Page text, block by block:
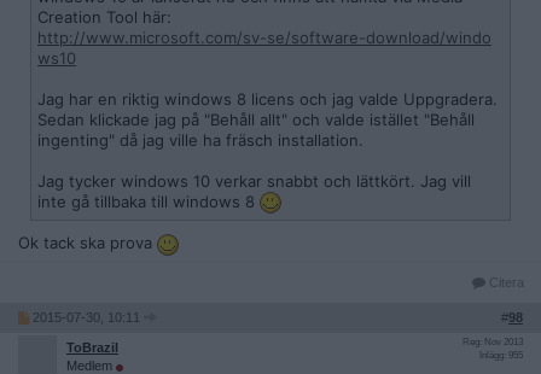
Creation Tool här:
http://www.microsoft.com/sv-se/software-download/windo
ws10
Jag har en riktig windows 8 licens och jag valde Uppgradera.
Sedan klickade jag på "Behåll allt" och valde istället "Behåll
ingenting" då jag ville ha fräsch installation.
Jag tycker windows 10 verkar snabbt och lättkört. Jag vill
inte gå tillbaka till windows 8
Ok tack ska prova
Citera
2015-07-30, 10:11 #98
ToBrazil
Medlem
Reg: Nov 2013
Inlägg: 955